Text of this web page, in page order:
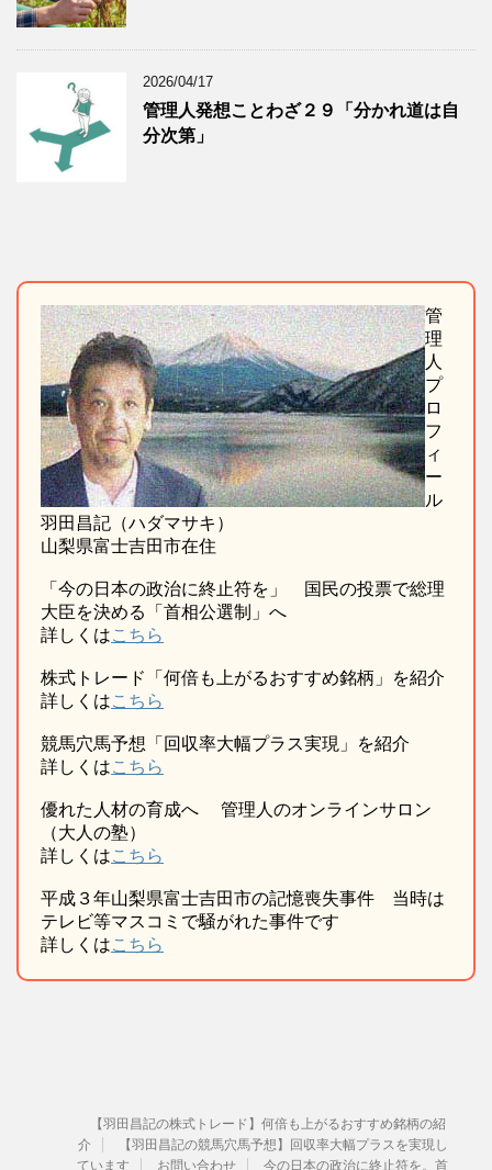
2026/04/17
管理人発想ことわざ２９「分かれ道は自
分次第」
管
理
人
プ
ロ
フ
ィ
ー
ル
羽田昌記（ハダマサキ）
山梨県富士吉田市在住
「今の日本の政治に終止符を」 国民の投票で総理
大臣を決める「首相公選制」へ
詳しくはこちら
株式トレード「何倍も上がるおすすめ銘柄」を紹介
詳しくはこちら
競馬穴馬予想「回収率大幅プラス実現」を紹介
詳しくはこちら
優れた人材の育成へ 管理人のオンラインサロン
（大人の塾）
詳しくはこちら
平成３年山梨県富士吉田市の記憶喪失事件 当時は
テレビ等マスコミで騒がれた事件です
詳しくはこちら
【羽田昌記の株式トレード】何倍も上がるおすすめ銘柄の紹
介
【羽田昌記の競馬穴馬予想】回収率大幅プラスを実現し
ています
お問い合わせ 今の日本の政治に終止符を。首